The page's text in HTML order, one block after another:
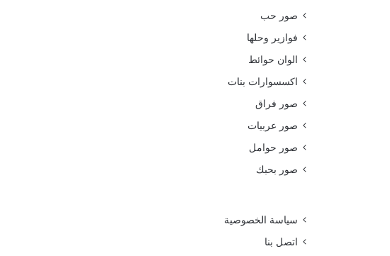
صور حب
فوازير وحلها
الوان حوائط
اكسسوارات بنات
صور فراق
صور عربيات
صور حوامل
صور بحبك
سياسة الخصوصية
اتصل بنا